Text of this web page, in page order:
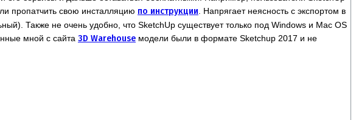
пропатчить свою инсталляцию по инструкции . Напрягает неясность с экспортом в
Также не очень удобно, что SketchUp существует только под Windows и Mac OS
мной с сайта 3D Warehouse модели были в формате Sketchup 2017 и не